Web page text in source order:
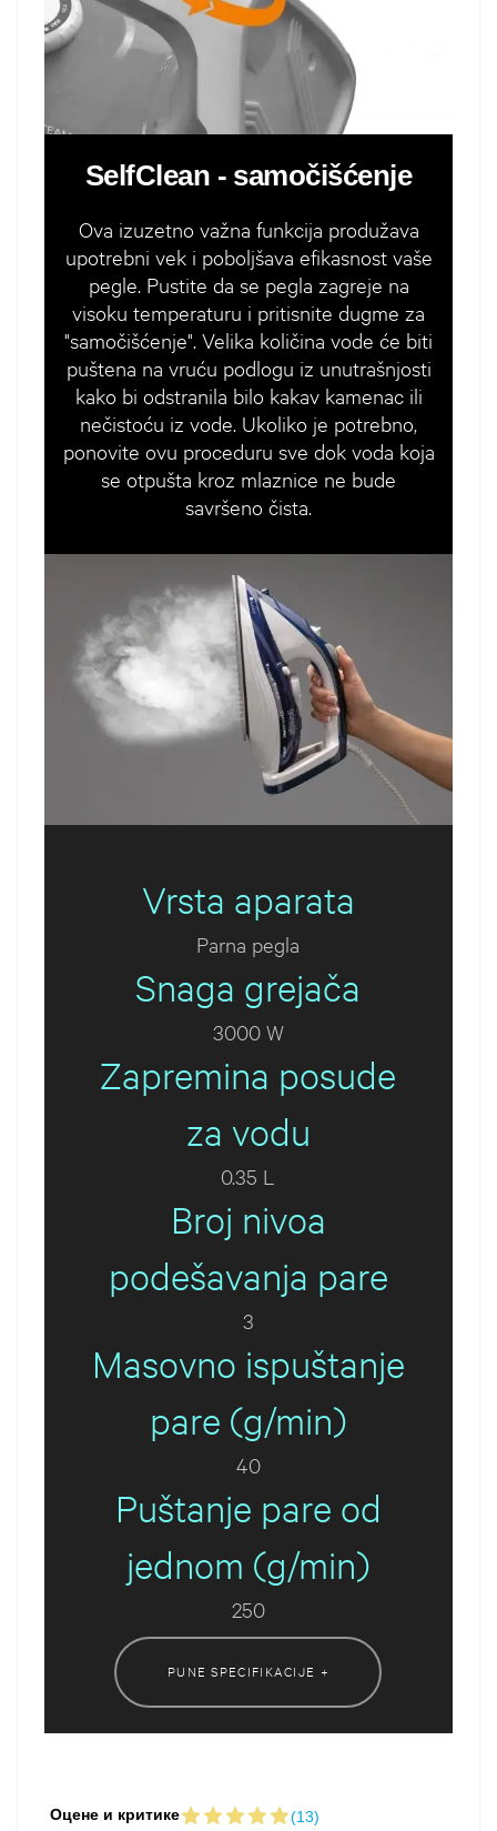
SelfClean - samočišćenje
Ova izuzetno važna funkcija produžava
upotrebni vek i poboljšava efikasnost vaše
pegle. Pustite da se pegla zagreje na
visoku temperaturu i pritisnite dugme za
"samočišćenje". Velika količina vode će biti
puštena na vruću podlogu iz unutrašnjosti
kako bi odstranila bilo kakav kamenac ili
nečistoću iz vode. Ukoliko je potrebno,
ponovite ovu proceduru sve dok voda koja
se otpušta kroz mlaznice ne bude
savršeno čista.
Vrsta aparata
Parna pegla
Snaga grejača
3000 W
Zapremina posude
za vodu
0.35 L
Broj nivoa
podešavanja pare
3
Masovno ispuštanje
pare (g/min)
40
Puštanje pare od
jednom (g/min)
250
PUNE SPECIFIKACIJE +
Оцене и критике (13)